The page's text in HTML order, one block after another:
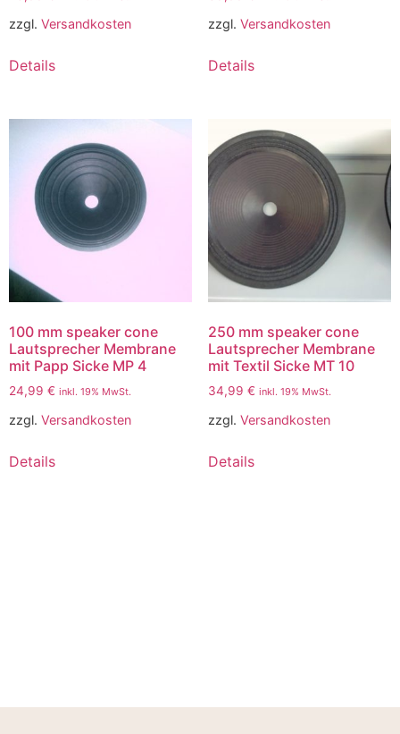
zzgl. Versandkosten
Details
zzgl. Versandkosten
Details
100 mm speaker cone
Lautsprecher Membrane
mit Papp Sicke MP 4
24,99 € inkl. 19% MwSt.
zzgl. Versandkosten
Details
250 mm speaker cone
Lautsprecher Membrane
mit Textil Sicke MT 10
34,99 € inkl. 19% MwSt.
zzgl. Versandkosten
Details